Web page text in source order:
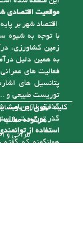
شهر، وجود شهرک
که یکی از
می باشد، همچنین
منطقه نمونه
و نیز وجود
دانشجویان زیاد
این منطقه شده
موقعیت اقتصادی
اقتصاد شهر بر
با توجه به شیوه
زمین کشاورزی،
به همین دلیل